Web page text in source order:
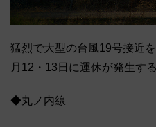
猛烈で大型の台風19号接近
月12・13日に運休が発生する
◆丸ノ内線